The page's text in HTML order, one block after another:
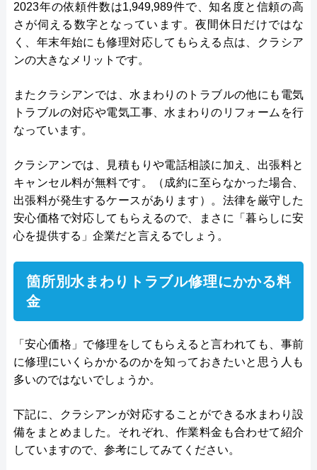
所在地
〒 222-0033
横浜市港北区新横浜3-1-9 アリーナタ
ワー13階
2023年の依頼件数は1,949,989件で、知名度と信頼の高
さが伺える数字となっています。夜間休日だけではな
く、年末年始にも修理対応してもらえる点は、クラシア
ンの大きなメリットです。
またクラシアンでは、水まわりのトラブルの他にも電気
トラブルの対応や電気工事、水まわりのリフォームを行
なっています。
クラシアンでは、見積もりや電話相談に加え、出張料と
キャンセル料が無料です。（成約に至らなかった場合、
出張料が発生するケースがあります）。法律を厳守した
安心価格で対応してもらえるので、まさに「暮らしに安
心を提供する」企業だと言えるでしょう。
箇所別水まわりトラブル修理にかかる料
金
「安心価格」で修理をしてもらえると言われても、事前
に修理にいくらかかるのかを知っておきたいと思う人も
多いのではないでしょうか。
下記に、クラシアンが対応することができる水まわり設
備をまとめました。それぞれ、作業料金も合わせて紹介
していますので、参考にしてみてください。